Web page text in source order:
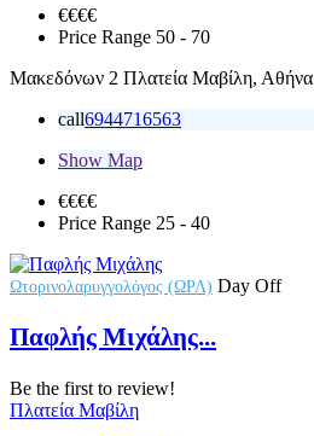
€€€€
Price Range 50 - 70
Μακεδόνων 2 Πλατεία Μαβίλη, Αθήνα
call6944716563
Show Map
€€€€
Price Range 25 - 40
Ωτορινολαρυγγολόγος (ΩΡΛ) Day Off
Παφλής Μιχάλης...
Be the first to review!
Πλατεία Μαβίλη